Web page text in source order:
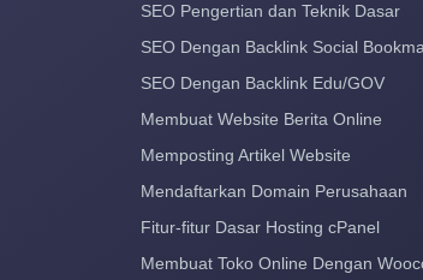
SEO Pengertian dan Teknik Dasar
SEO Dengan Backlink Social
SEO Dengan Backlink Edu/GOV
Membuat Website Berita Online
Memposting Artikel Website
Mendaftarkan Domain Perusahaan
Fitur-fitur Dasar Hosting cPanel
Membuat Toko Online Dengan